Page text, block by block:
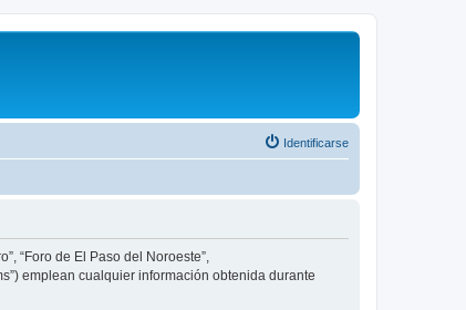
Identificarse
“Foro de El Paso del Noroeste”,
emplean cualquier información obtenida durante